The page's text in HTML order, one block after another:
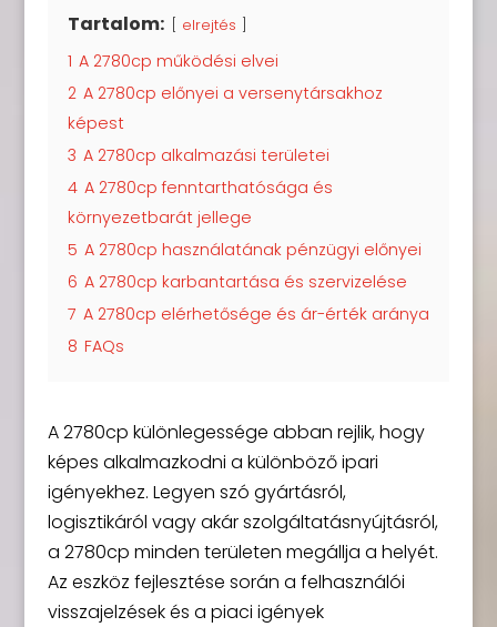
Tartalom: elrejtés
1 A 2780cp működési elvei
2 A 2780cp előnyei a versenytársakhoz
képest
3 A 2780cp alkalmazási területei
4 A 2780cp fenntarthatósága és
környezetbarát jellege
5 A 2780cp használatának pénzügyi előnyei
6 A 2780cp karbantartása és szervizelése
7 A 2780cp elérhetősége és ár-érték aránya
8 FAQs
A 2780cp különlegessége abban rejlik, hogy
képes alkalmazkodni a különböző ipari
igényekhez. Legyen szó gyártásról,
logisztikáról vagy akár szolgáltatásnyújtásról,
a 2780cp minden területen megállja a helyét.
Az eszköz fejlesztése során a felhasználói
visszajelzések és a piaci igények